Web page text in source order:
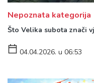
Nepoznata kategorija
Što Velika subota znači
04.04.2026. u 06:53